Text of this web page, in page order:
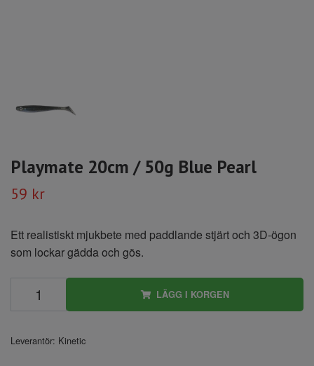
Playmate 20cm / 50g Blue Pearl
59 kr
Ett realistiskt mjukbete med paddlande stjärt och 3D-ögon
som lockar gädda och gös.
LÄGG I KORGEN
Leverantör: Kinetic